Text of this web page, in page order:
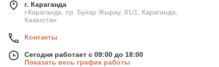
г. Караганда
г.Караганда, пр. Бухар Жырау, 81/1, Караганда,
Казахстан
Контакты
Сегодня работает с 09:00 до 18:00
Показать весь график работы